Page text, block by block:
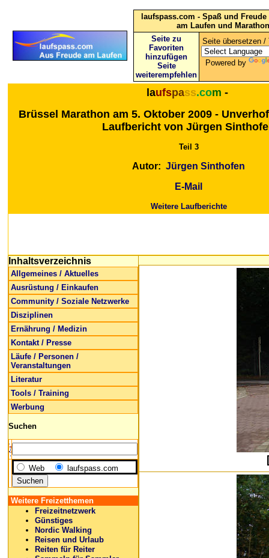
laufspass.com - Spaß und
am Laufen und Marathon
Seite zu
Favoriten
hinzufügen
Seite
weiterempfehlen
Seite übersetzen /
Powered by
laufspass.com -
Brüssel Marathon am 5. Oktober 2009 -
Laufbericht von Jürgen
Teil 3
Autor: Jürgen Sinthofen
E-Mail
Weitere Laufberichte
Inhaltsverzeichnis
Allgemeines / Aktuelles
Ausrüstung / Einkaufen
Community / Soziale Netzwerke
Disziplinen
Ernährung / Medizin
Kontakt / Presse
Läufe / Personen /
Veranstaltungen
Literatur
Tools / Training
Werbung
Suchen
Web laufspass.com
Weitere Freizetthemen
Freizeitnetzwerk
Günstiges
Nordic Walking
Reisen und Urlaub
Reiten für Reiter